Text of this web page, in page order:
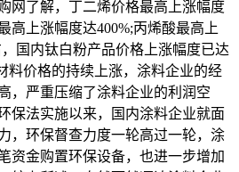
网了解，丁二烯价格最高上涨幅度
高上涨幅度达400%;丙烯酸最高上
国内钛白粉产品价格上涨幅度已达
料价格的持续上涨，涂料企业的经
，严重压缩了涂料企业的利润空
保法实施以来，国内涂料企业就面
，环保督查力度一轮高过一轮，涂
资金购置环保设备，也进一步增加